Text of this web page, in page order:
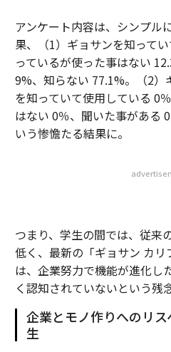
アンケート内容は、シンプル
果、（1）ギョサンを知って
っているが使った事はない
9%、知らない 77.1%。（2）
を知っていて使用している 0
はない 0％、聞いた事がある
いう惨憺たる結果に。
つまり、学生の間では、従来
低く、最新の「ギョサン カリ
は、企業努力で機能が進化し
く認知されていないという残
企業とモノ作りへのリ
生